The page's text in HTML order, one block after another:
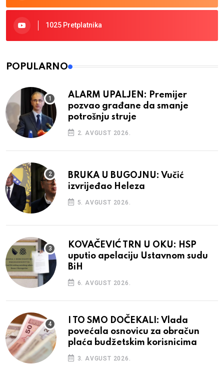
1025 Pretplatnika
POPULARNO
ALARM UPALJEN: Premijer
pozvao građane da smanje
potrošnju struje
2. AVGUST 2026.
BRUKA U BUGOJNU: Vučić
izvrijeđao Heleza
5. AVGUST 2026.
KOVAČEVIĆ TRN U OKU: HSP
uputio apelaciju Ustavnom sudu
BiH
6. AVGUST 2026.
I TO SMO DOČEKALI: Vlada
povećala osnovicu za obračun
plaća budžetskim korisnicima
3. AVGUST 2026.